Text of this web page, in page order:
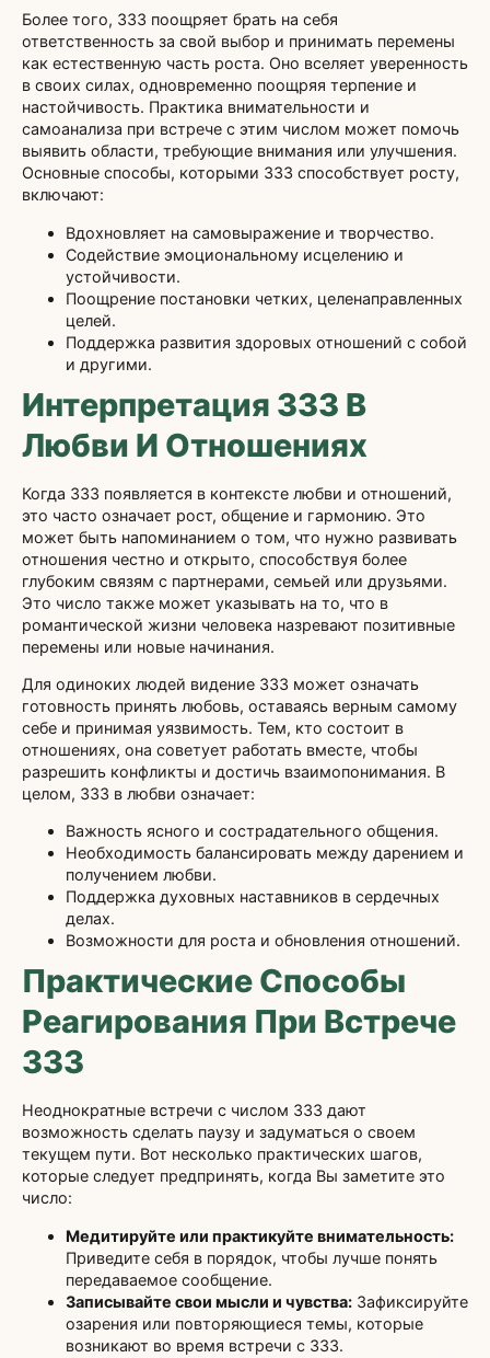
Более того, 333 поощряет брать на себя
ответственность за свой выбор и принимать перемены
как естественную часть роста. Оно вселяет уверенность
в своих силах, одновременно поощряя терпение и
настойчивость. Практика внимательности и
самоанализа при встрече с этим числом может помочь
выявить области, требующие внимания или улучшения.
Основные способы, которыми 333 способствует росту,
включают:
Вдохновляет на самовыражение и творчество.
Содействие эмоциональному исцелению и
устойчивости.
Поощрение постановки четких, целенаправленных
целей.
Поддержка развития здоровых отношений с собой
и другими.
Интерпретация 333 В
Любви И Отношениях
Когда 333 появляется в контексте любви и отношений,
это часто означает рост, общение и гармонию. Это
может быть напоминанием о том, что нужно развивать
отношения честно и открыто, способствуя более
глубоким связям с партнерами, семьей или друзьями.
Это число также может указывать на то, что в
романтической жизни человека назревают позитивные
перемены или новые начинания.
Для одиноких людей видение 333 может означать
готовность принять любовь, оставаясь верным самому
себе и принимая уязвимость. Тем, кто состоит в
отношениях, она советует работать вместе, чтобы
разрешить конфликты и достичь взаимопонимания. В
целом, 333 в любви означает:
Важность ясного и сострадательного общения.
Необходимость балансировать между дарением и
получением любви.
Поддержка духовных наставников в сердечных
делах.
Возможности для роста и обновления отношений.
Практические Способы
Реагирования При Встрече
333
Неоднократные встречи с числом 333 дают
возможность сделать паузу и задуматься о своем
текущем пути. Вот несколько практических шагов,
которые следует предпринять, когда Вы заметите это
число:
Медитируйте или практикуйте внимательность:
Приведите себя в порядок, чтобы лучше понять
передаваемое сообщение.
Записывайте свои мысли и чувства: Зафиксируйте
озарения или повторяющиеся темы, которые
возникают во время встречи с 333.